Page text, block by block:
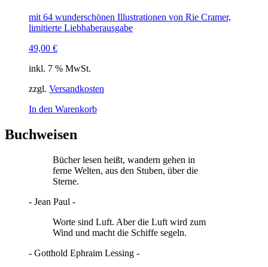
mit 64 wunderschönen Illustrationen von Rie Cramer,
limitierte Liebhaberausgabe
49,00 €
inkl. 7 % MwSt.
zzgl. Versandkosten
In den Warenkorb
Buchweisen
Bücher lesen heißt, wandern gehen in
ferne Welten, aus den Stuben, über die
Sterne.
- Jean Paul -
Worte sind Luft. Aber die Luft wird zum
Wind und macht die Schiffe segeln.
- Gotthold Ephraim Lessing -